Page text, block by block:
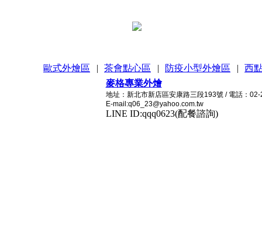
歐式外燴區 | 茶會點心區 | 防疫小型外燴區 |
西
麥格專業外燴
地址：新北市新店區安康路三段193號 / 電話：
E-mail:q06_23@yahoo.com.tw
LINE ID:qqq0623(配餐諮詢)